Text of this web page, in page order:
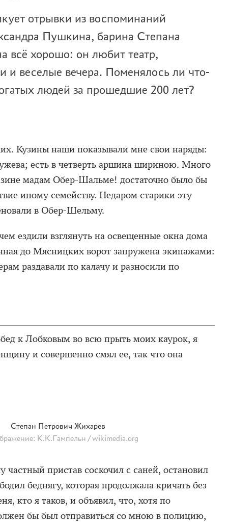
отрывки из воспоминаний
Пушкина, барина Степана
всё хорошо: он любит театр,
и веселые вечера. Поменялось ли что-
людей за прошедшие 200 лет?
Кузины наши показывали мне свои наряды:
есть в четверть аршина шириною. Много
мадам Обер-Шальме! достаточно было бы
иному семейству. Недаром старики эту
в Обер-Шельму.
ездили взглянуть на освещенные окна дома
до Мясницких ворот запружена экипажами:
раздавали по калачу и разносили по
к Лобковым во всю прыть моих каурок, я
и совершенно смял ее, так что она
Степан Петрович Жихарев
К.К.Гампельн / wikimedia.org
частный пристав соскочил с саней, остановил
беднягу, которая продолжала кричать без
кто я таков, и объявил, что, хотя по
бы был отправиться со мною в полицию,